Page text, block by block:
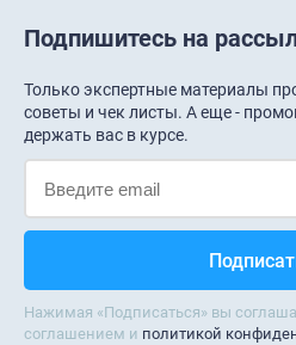
Подпишитесь на
Только экспертные материалы
советы и чек листы. А еще -
держать вас в курсе.
Нажимая «Подписаться» вы
соглашением и политикой